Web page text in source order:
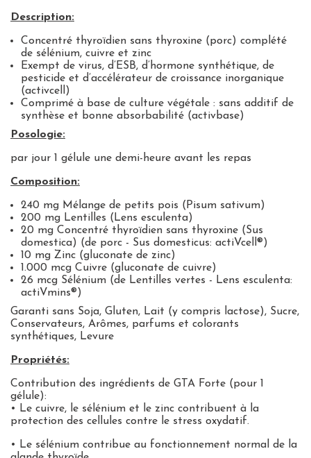
Description:
Concentré thyroïdien sans thyroxine (porc) complété
de sélénium, cuivre et zinc
Exempt de virus, d’ESB, d’hormone synthétique, de
pesticide et d’accélérateur de croissance inorganique
(activcell)
Comprimé à base de culture végétale : sans additif de
synthèse et bonne absorbabilité (activbase)
Posologie:
par jour 1 gélule une demi-heure avant les repas
Composition:
240 mg Mélange de petits pois (Pisum sativum)
200 mg Lentilles (Lens esculenta)
20 mg Concentré thyroïdien sans thyroxine (Sus
domestica) (de porc - Sus domesticus: actiVcell®)
10 mg Zinc (gluconate de zinc)
1.000 mcg Cuivre (gluconate de cuivre)
26 mcg Sélénium (de Lentilles vertes - Lens esculenta:
actiVmins®)
Garanti sans Soja, Gluten, Lait (y compris lactose), Sucre,
Conservateurs, Arômes, parfums et colorants
synthétiques, Levure
Propriétés:
Contribution des ingrédients de GTA Forte (pour 1
gélule):
• Le cuivre, le sélénium et le zinc contribuent à la
protection des cellules contre le stress oxydatif.
• Le sélénium contribue au fonctionnement normal de la